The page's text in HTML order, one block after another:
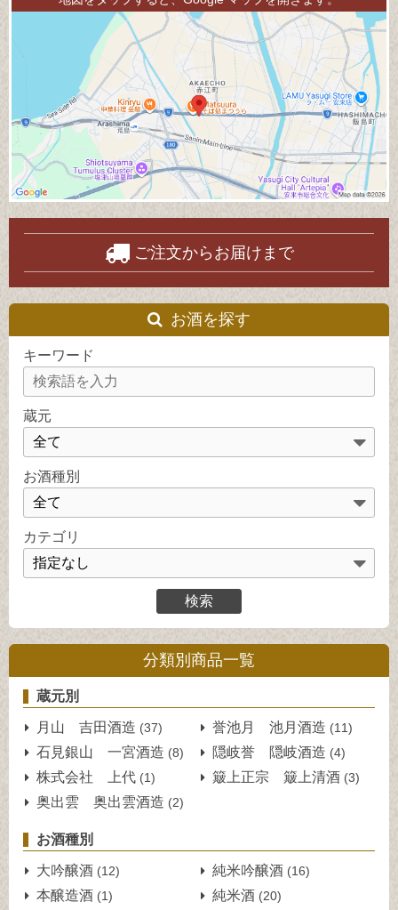
ご注文からお届けまで
お酒を探す
キーワード
蔵元
お酒種別
カテゴリ
分類別商品一覧
蔵元別
月山 吉田酒造 (37) 誉池月 池月酒造 (11)
石見銀山 一宮酒造 (8) 隠岐誉 隠岐酒造 (4)
株式会社 上代 (1) 簸上正宗 簸上清酒 (3)
奥出雲 奥出雲酒造 (2)
お酒種別
大吟醸酒 (12) 純米吟醸酒 (16)
本醸造酒 (1) 純米酒 (20)